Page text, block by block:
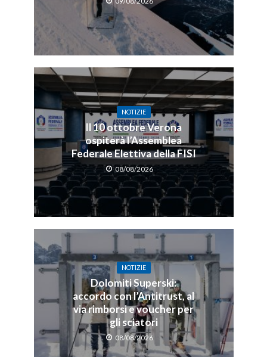
NOTIZIE
Il 10 ottobre Verona
ospiterà l’Assemblea
Federale Elettiva della FISI
08/08/2026
NOTIZIE
Dolomiti Superski:
accordo con l’Antitrust, al
via rimborsi e voucher per
gli sciatori
08/08/2026